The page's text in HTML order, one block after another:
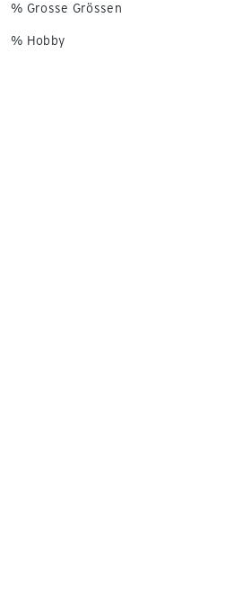
% Grosse Grössen
% Hobby